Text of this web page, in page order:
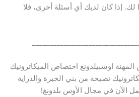
إذا كان لديك أي أسئلة أخرى، فلا
نصيحة من بني الخبرة والدراية
الآن في مجال الأوس بلدونغ!